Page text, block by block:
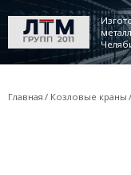
Главная Козловые краны